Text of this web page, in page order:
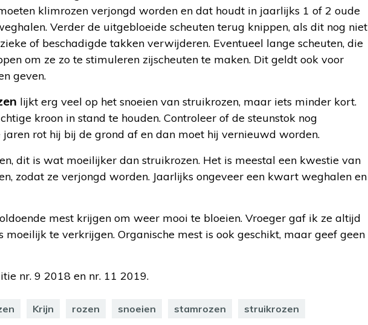
klimrozen verjongd worden en dat houdt in jaarlijks 1 of 2 oude
Verder de uitgebloeide scheuten terug knippen, als dit nog niet
of beschadigde takken verwijderen. Eventueel lange scheuten, die
om ze zo te stimuleren zijscheuten te maken. Dit geldt ook voor
geven.
lijkt erg veel op het snoeien van struikrozen, maar iets minder kort.
kroon in stand te houden. Controleer of de steunstok nog
jaren rot hij bij de grond af en dan moet hij vernieuwd worden.
dit is wat moeilijker dan struikrozen. Het is meestal een kwestie van
zodat ze verjongd worden. Jaarlijks ongeveer een kwart weghalen en
mest krijgen om weer mooi te bloeien. Vroeger gaf ik ze altijd
moeilijk te verkrijgen. Organische mest is ook geschikt, maar geef geen
nr. 9 2018 en nr. 11 2019.
Krijn rozen snoeien stamrozen struikrozen